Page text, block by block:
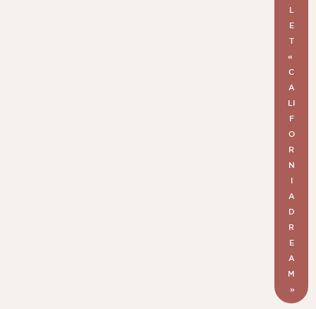
L
E
T
«
C
A
LI
F
O
R
N
I
A
D
R
E
A
M
»